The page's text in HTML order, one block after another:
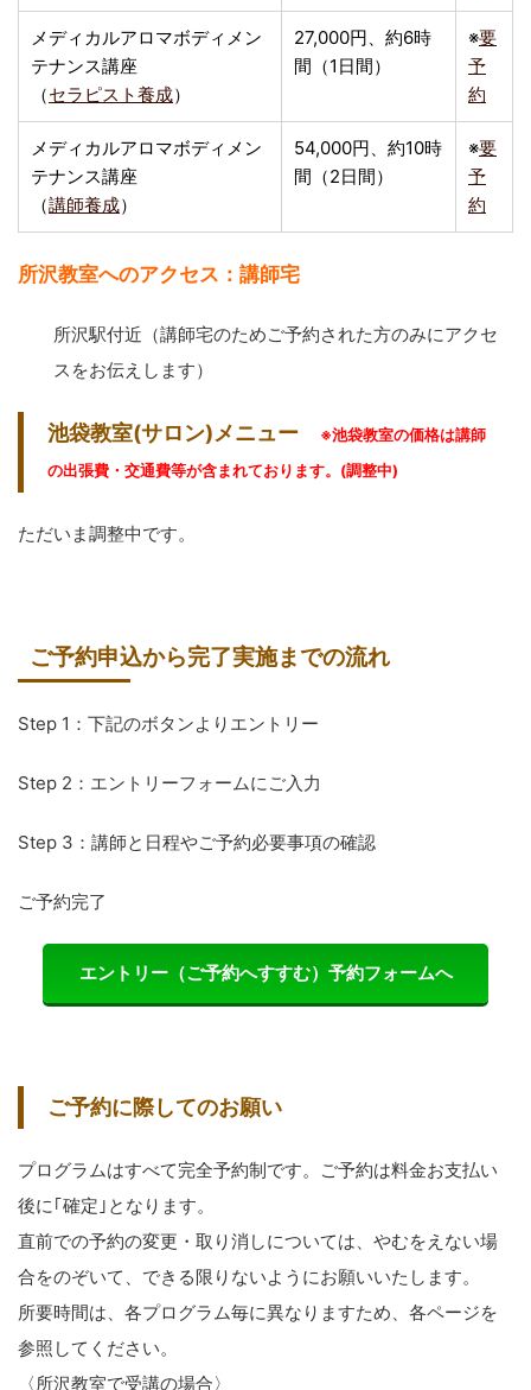
メディカルアロマボディメン
テナンス講座
（セラピスト養成）
27,000円、約6時
間（1日間）
※要
予
約
メディカルアロマボディメン
テナンス講座
（講師養成）
54,000円、約10時
間（2日間）
※要
予
約
所沢教室へのアクセス：講師宅
所沢駅付近（講師宅のためご予約された方のみにアクセ
スをお伝えします）
池袋教室(サロン)メニュー
※池袋教室の価格は講師
の出張費・交通費等が含まれております。(調整中)
ただいま調整中です。
ご予約申込から完了実施までの流れ
Step 1：下記のボタンよりエントリー
Step 2：エントリーフォームにご入力
Step 3：講師と日程やご予約必要事項の確認
ご予約完了
エントリー（ご予約へすすむ）予約フォームへ
ご予約に際してのお願い
プログラムはすべて完全予約制です。ご予約は料金お支払い
後に｢確定｣となります。
直前での予約の変更・取り消しについては、やむをえない場
合をのぞいて、できる限りないようにお願いいたします。
所要時間は、各プログラム毎に異なりますため、各ページを
参照してください。
〈所沢教室で受講の場合〉